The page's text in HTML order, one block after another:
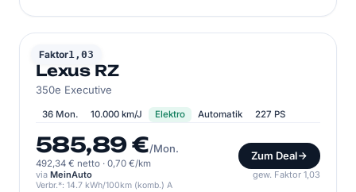
Faktor1,03
LEXUS
Lexus RZ
350e Executive
36 Mon. 10.000 km/J Elektro Automatik 227 PS
585,89 €/Mon.
492,34 € netto · 0,70 €/km
Zum Deal
via MeinAuto gew. Faktor 1,03
Verbr.*: 14.7 kWh/100km (komb.) A